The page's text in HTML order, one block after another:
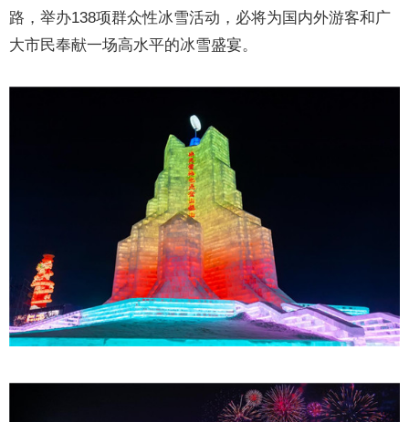
路，举办138项群众性冰雪活动，必将为国内外游客和广
大市民奉献一场高水平的冰雪盛宴。